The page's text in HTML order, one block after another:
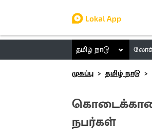
தமிழ் நாடு
முகப்பு
தமிழ் நாடு
நபர்கள்